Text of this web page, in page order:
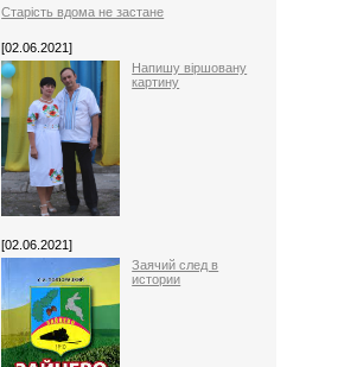
Старість вдома не застане
[02.06.2021]
Напишу віршовану
картину
[02.06.2021]
Заячий след в
истории